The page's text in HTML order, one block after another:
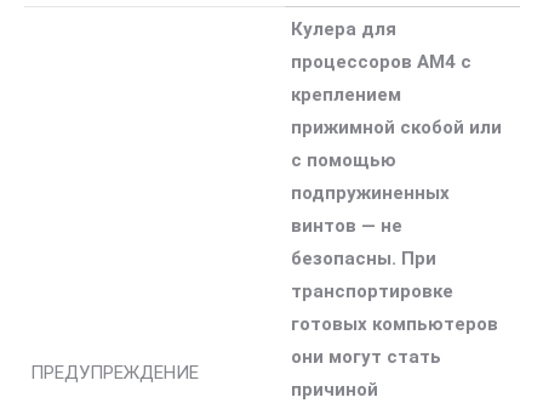
ПРЕДУПРЕЖДЕНИЕ
Кулера для
процессоров AM4 с
креплением
прижимной скобой или
с помощью
подпружиненных
винтов — не
безопасны. При
транспортировке
готовых компьютеров
они могут стать
причиной